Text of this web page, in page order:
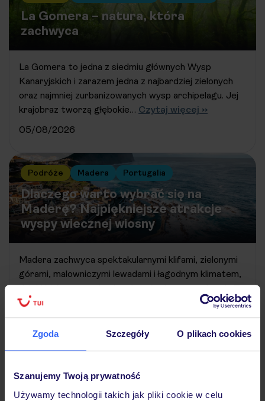
Zgoda Szczegóły O plikach cookies
Szanujemy Twoją prywatność
Używamy technologii takich jak pliki cookie w celu
La Gomera – natura, która
zachwyca
La Gomera to jedna z siedmiu głównych Wysp
Kanaryjskich i zarazem jedna z najbardziej zielonych
oraz najmniej zurbanizowanych wysp archipelagu. Jej
krajobraz tworzą głębokie… Czytaj więcej ››
05/08/2026
Podróże Madera Portugalia
Dlaczego warto wybrać się na
Maderę? Najpiękniejsze atrakcje
wyspy wiecznej wiosny
Madera zachwyca spektakularnymi klifami, zielonymi
górami, malowniczymi lewadami i łagodnym klimatem,
dzięki któremu można ją odwiedzać przez cały rok. To
miejsce, gdzie jednego dnia…
Czytaj więcej ››
Starsze wpisy »